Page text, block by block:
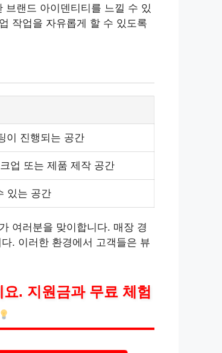
브랜드 아이덴티티를 느낄 수 있
작업을 자유롭게 할 수 있도록
이 진행되는 공간
업 또는 제품 제작 공간
있는 공간
여러분을 맞이합니다. 매장 경
. 이러한 환경에서 고객들은 뷰
. 지원금과 무료 체험